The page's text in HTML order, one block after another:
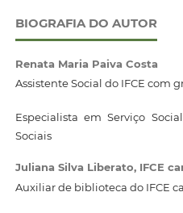
BIOGRAFIA DO AUTOR
Renata Maria Paiva Costa
Assistente Social do IFCE com
Especialista em Serviço
Sociais
Juliana Silva Liberato, IFCE
Auxiliar de biblioteca do IFCE